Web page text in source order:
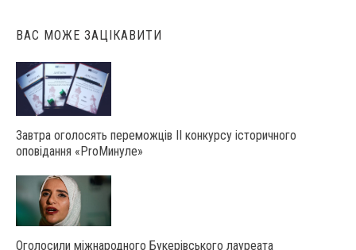
ВАС МОЖЕ ЗАЦІКАВИТИ
Завтра оголосять переможців ІІ конкурсу історичного
оповідання «ProМинуле»
Оголосили міжнародного Букерівського лауреата